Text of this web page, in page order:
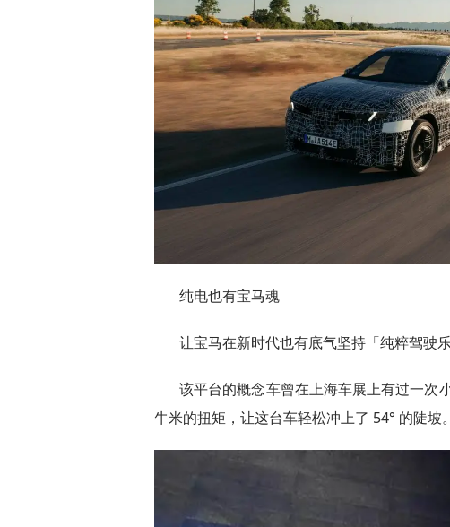
纯电也有宝马魂
让宝马在新时代也有底气坚持「纯粹驾驶
该平台的概念车曾在上海车展上有过一
牛米的扭矩，让这台车轻松冲上了 54° 的陡坡。